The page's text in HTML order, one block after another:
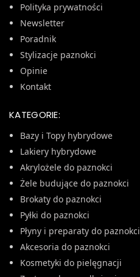
Polityka prywatności
Newsletter
Poradnik
Stylizacje paznokci
Opinie
Kontakt
KATEGORIE:
Bazy i Topy hybrydowe
Lakiery hybrydowe
Akrylożele do paznokci
Żele budujące do paznokci
Brokaty do paznokci
Pyłki do paznokci
Płyny i preparaty do paznokci
Akcesoria do paznokci
Kosmetyki do pielęgnacji